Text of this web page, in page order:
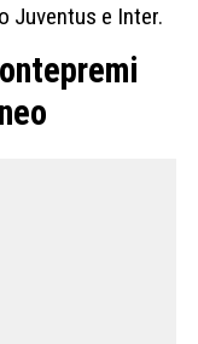
Juventus e Inter.